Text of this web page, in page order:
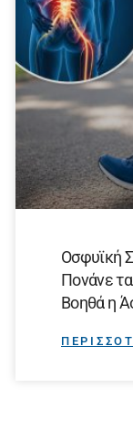
Οσφυϊκή
Πονάνε
Βοηθά η